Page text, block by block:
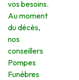
vos besoins.
Au moment
du décès,
nos
conseillers
Pompes
Funèbres